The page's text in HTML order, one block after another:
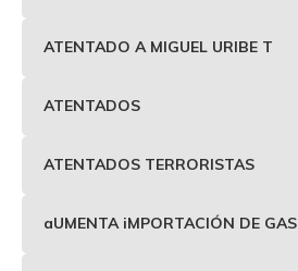
ATENTADO A MIGUEL URIBE T
ATENTADOS
ATENTADOS TERRORISTAS
aUMENTA iMPORTACIÓN DE GAS